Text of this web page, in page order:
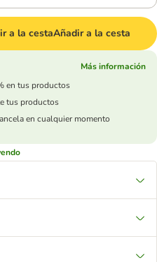
a la cestaAñadir a la cesta
Más información
en tus productos
tus productos
en cualquier momento